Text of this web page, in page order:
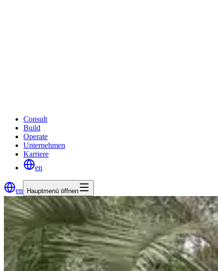
Consult
Build
Operate
Unternehmen
Karriere
en
en Hauptmenü öffnen